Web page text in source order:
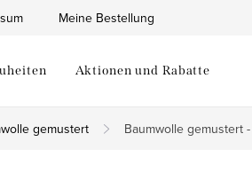
Meine Bestellung
Aktionen und Rabatte
gemustert Baumwolle gemustert